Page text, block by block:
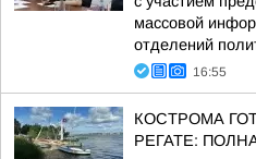
массовой
отделений
16:55
КОСТРОМА
РЕГАТЕ: